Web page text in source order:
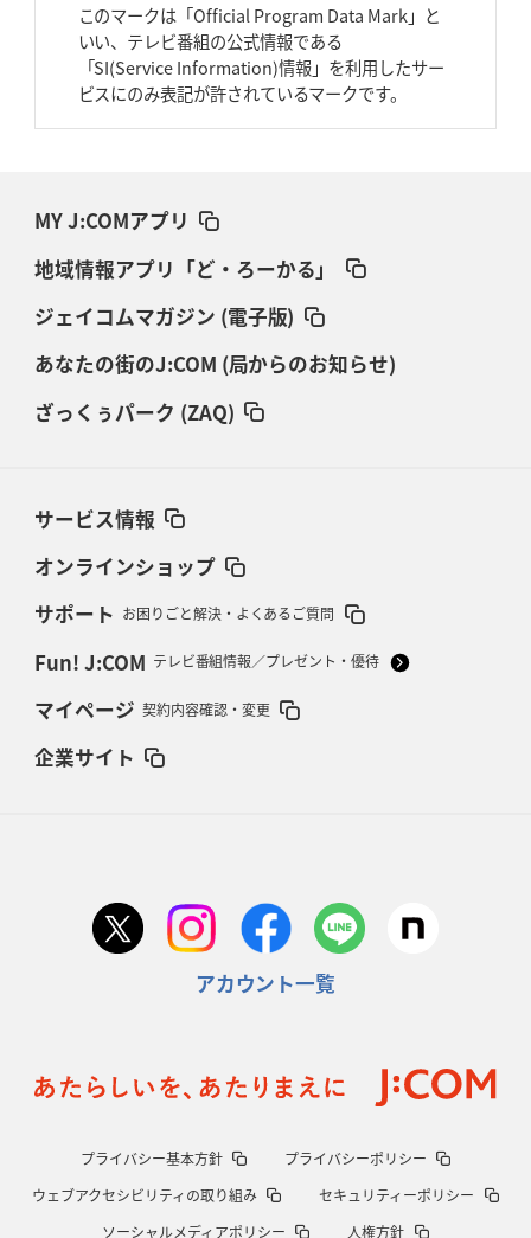
このマークは「Official Program Data Mark」と
いい、テレビ番組の公式情報である
「SI(Service Information)情報」を利用したサー
ビスにのみ表記が許されているマークです。
MY J:COMアプリ
地域情報アプリ「ど・ろーかる」
ジェイコムマガジン (電子版)
あなたの街のJ:COM (局からのお知らせ)
ざっくぅパーク (ZAQ)
サービス情報
オンラインショップ
サポート お困りごと解決・よくあるご質問
Fun! J:COM テレビ番組情報／プレゼント・優待
マイページ 契約内容確認・変更
企業サイト
アカウント一覧
プライバシー基本方針
プライバシーポリシー
ウェブアクセシビリティの取り組み
セキュリティーポリシー
ソーシャルメディアポリシー
人権方針